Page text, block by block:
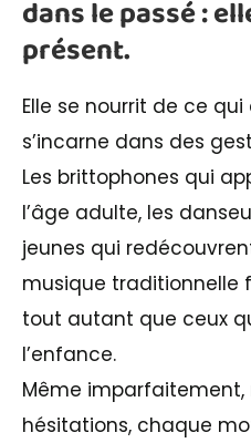
dans le passé :
présent.
Elle se nourrit de ce
s’incarne dans des
Les brittophones qui
l’âge adulte, les
jeunes qui
musique traditionnelle
tout autant que ceux
l’enfance.
Même
hésitations, chaque